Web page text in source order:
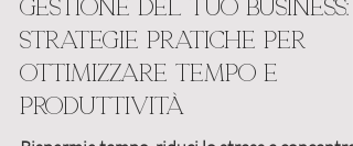
Come semplificare la
gestione del tuo business:
strategie pratiche per
ottimizzare tempo e